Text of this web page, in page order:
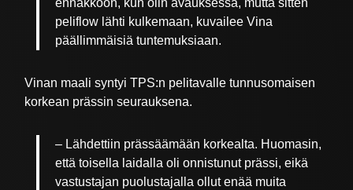
ennakkoon, kun olin avauksessa, mutta sitten
peliflow lähti kulkemaan, kuvailee Vina
päällimmäisiä tuntemuksiaan.
Vinan maali syntyi TPS:n pelitavalle tunnusomaisen
korkean prässin seurauksena.
– Lähdettiin prässäämään korkealta. Huomasin,
että toisella laidalla oli onnistunut prässi, eikä
vastustajan puolustajalla ollut enää muita